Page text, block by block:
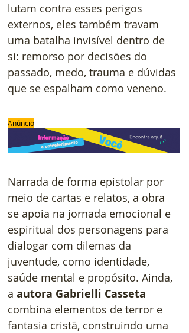
lutam contra esses perigos
externos, eles também travam
uma batalha invisível dentro de
si: remorso por decisões do
passado, medo, trauma e dúvidas
que se espalham como veneno.
Anúncio
Narrada de forma epistolar por
meio de cartas e relatos, a obra
se apoia na jornada emocional e
espiritual dos personagens para
dialogar com dilemas da
juventude, como identidade,
saúde mental e propósito. Ainda,
a autora Gabrielli Casseta
combina elementos de terror e
fantasia cristã, construindo uma